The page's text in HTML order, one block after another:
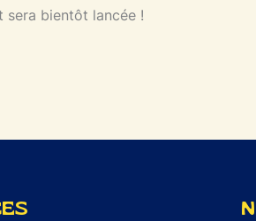
sera bientôt lancée !